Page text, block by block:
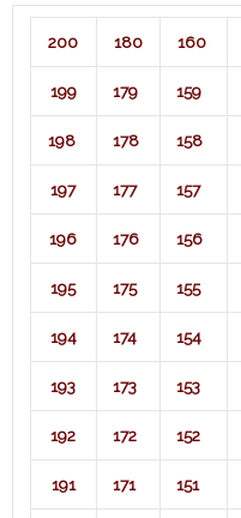
200 180 160
199 179 159
198 178 158
197 177 157
196 176 156
195 175 155
194 174 154
193 173 153
192 172 152
191 171 151